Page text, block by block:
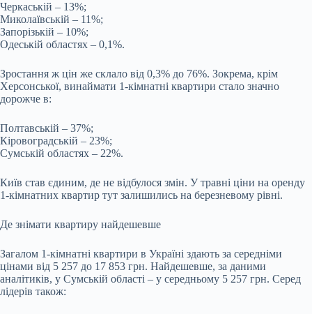
Черкаській – 13%;
Миколаївській – 11%;
Запорізькій – 10%;
Одеській областях – 0,1%.
Зростання ж цін же склало від 0,3% до 76%. Зокрема, крім
Херсонської, винаймати 1-кімнатні квартири стало значно
дорожче в:
Полтавській – 37%;
Кіровоградській – 23%;
Сумській областях – 22%.
Київ став єдиним, де не відбулося змін. У травні ціни на оренду
1-кімнатних квартир тут залишились на березневому рівні.
Де знімати квартиру найдешевше
Загалом 1-кімнатні квартири в Україні здають за середніми
цінами від 5 257 до 17 853 грн. Найдешевше, за даними
аналітиків, у Сумській області – у середньому 5 257 грн. Серед
лідерів також: